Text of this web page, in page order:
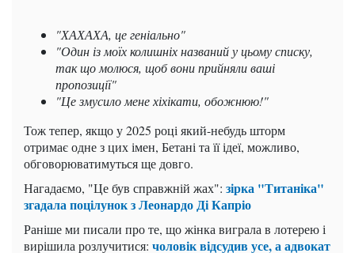
"ХАХАХА, це геніально"
"Один із моїх колишніх названий у цьому списку,
так що молюся, щоб вони прийняли ваші
пропозиції"
"Це змусило мене хіхікати, обожнюю!"
Тож тепер, якщо у 2025 році який-небудь шторм
отримає одне з цих імен, Бетані та її ідеї, можливо,
обговорюватимуться ще довго.
Нагадаємо, "Це був справжній жах": зірка "Титаніка"
згадала поцілунок з Леонардо Ді Капріо
Раніше ми писали про те, що жінка виграла в лотерею і
вирішила розлучитися: чоловік відсудив усе, а адвокат